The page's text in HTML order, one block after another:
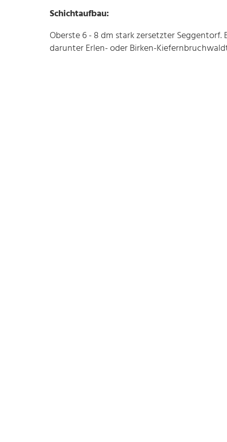
Schichtaufbau:
Oberste 6 - 8 dm stark zersetzter
darunter Erlen- oder Birken-